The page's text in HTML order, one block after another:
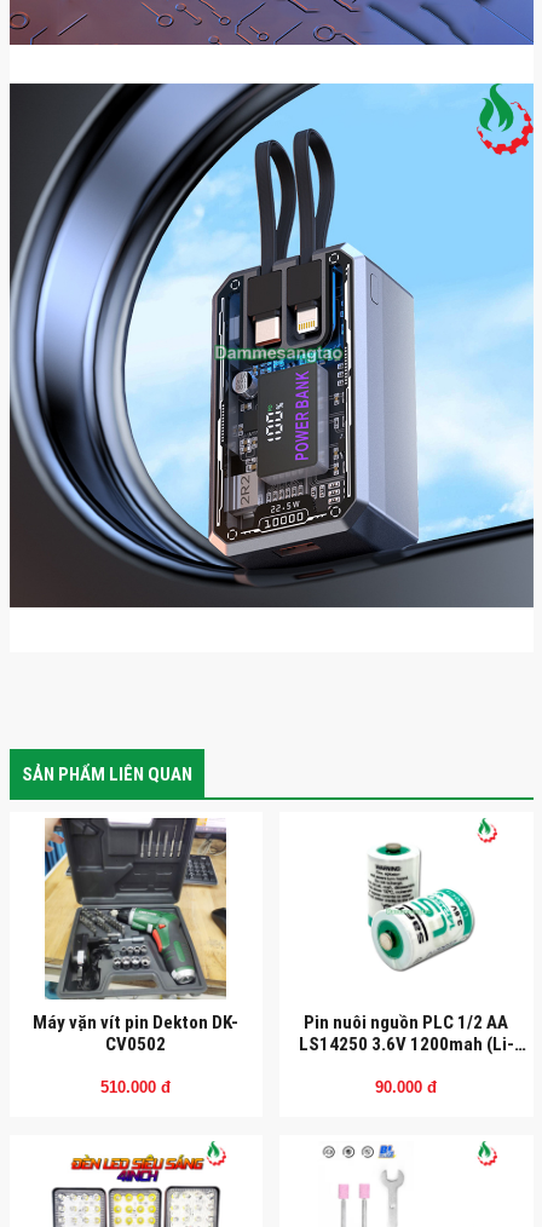
SẢN PHẨM LIÊN QUAN
Máy vặn vít pin Dekton DK-
CV0502
510.000 đ
Pin nuôi nguồn PLC 1/2 AA
LS14250 3.6V 1200mah (Li-
90.000 đ